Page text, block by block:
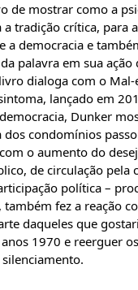
de mostrar como a
tradição crítica, para
a democracia e
palavra em sua ação
dialoga com o Mal-
lançado em
Dunker
dos condomínios
o aumento do
de circulação pela
política –
fez a reação
daqueles que
1970 e reerguer